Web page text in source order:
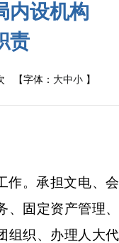
内设机构
责
【字体： 大中小】
作。承担文电、会
固定资产管理、
组织、 办理人大代